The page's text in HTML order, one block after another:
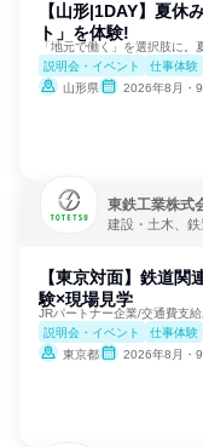
【山形|1DAY】夏休
ト」を体験!
「地元で働く」を選択肢に。
説明会・イベント
仕事体験
山形県
2026年8月・9
東鉄工業株式
建設・土木、
【東京対面】鉄道
験×現場見学
JRパートナー企業/交通費支
説明会・イベント
仕事体験
東京都
2026年8月・